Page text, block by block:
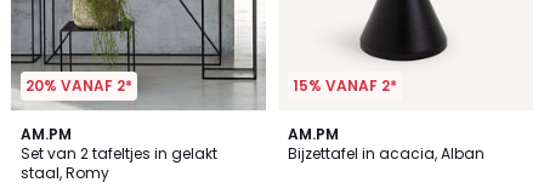
20% VANAF 2*
AM.PM
Set van 2 tafeltjes in gelakt
staal, Romy
4.4
/ 5
15% VANAF 2*
AM.PM
Bijzettafel in acacia, Alban
4.5
/ 5
2
Kleuren